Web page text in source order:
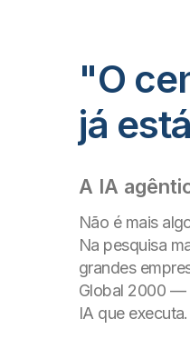
"O
já
A IA
Não é mais
Na pesquisa
grandes
Global 2000 —
IA que executa.